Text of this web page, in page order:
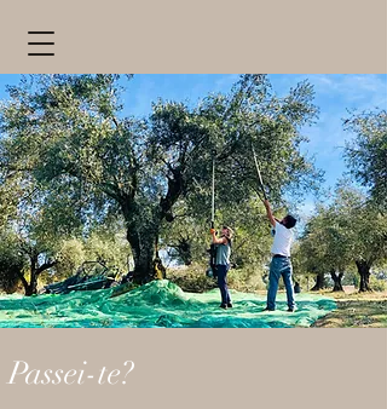
Passei-te?